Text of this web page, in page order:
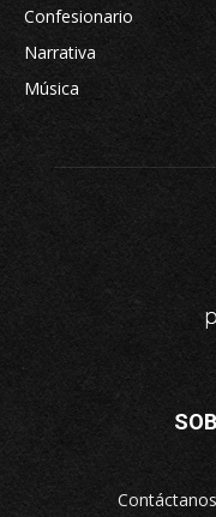
Confesionario
Narrativa
Música